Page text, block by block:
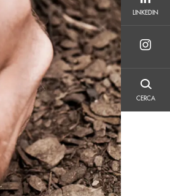
LINKEDIN
LINKEDIN
CERCA
CERCA